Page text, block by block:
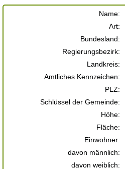
Name:
Art:
Bundesland:
Regierungsbezirk:
Landkreis:
Amtliches Kennzeichen:
PLZ:
Schlüssel der Gemeinde:
Höhe:
Fläche:
Einwohner:
davon männlich:
davon weiblich: